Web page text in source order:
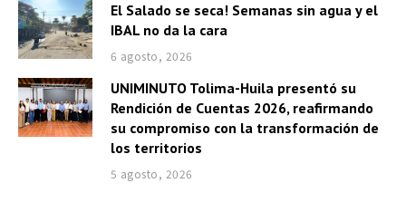
El Salado se seca! Semanas sin agua y el
IBAL no da la cara
6 agosto, 2026
UNIMINUTO Tolima-Huila presentó su
Rendición de Cuentas 2026, reafirmando
su compromiso con la transformación de
los territorios
5 agosto, 2026